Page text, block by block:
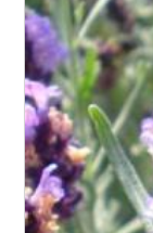
Feuillage
Rusticité
Type de sol